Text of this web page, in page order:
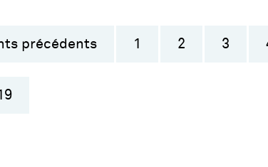
précédents 1 2 3